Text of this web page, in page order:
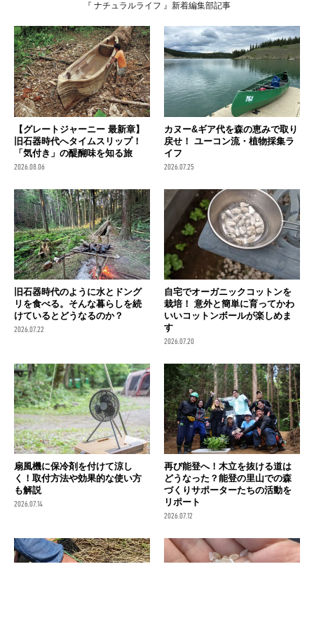
『 ナチュラルライフ 』新着編集部記事
【グレートジャーニー 最新章】
旧石器時代へタイムスリップ！
「気付き」の醍醐味を知る旅
2026.08.06
カヌー&ギア代を森の恵みで取り
戻せ！ ユーコン流・植物採集ラ
イフ
2026.07.25
旧石器時代のように水とドング
リを食べる。そんな暮らしを続
けているとどうなるのか？
2026.07.22
自宅でオーガニックコットンを
栽培！ 意外と簡単に育ってかわ
いいコットンボールが楽しめま
す
2026.07.20
扇風機に保冷剤を付けて涼し
く！取付方法や効果的な使い方
も解説
2026.07.14
再び能登へ！木立を抜ける道は
どうなった？能登の里山での森
づくりサポーターたちの活動を
リポート
2026.07.12